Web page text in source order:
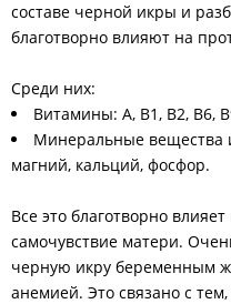
составе черной икры и
благотворно влияют на
Среди них:
Витамины: A, B1, B2, B6,
Минеральные вещества
магний, кальций, фосфор.
Все это благотворно
самочувствие матери.
черную икру беременным
анемией. Это связано с